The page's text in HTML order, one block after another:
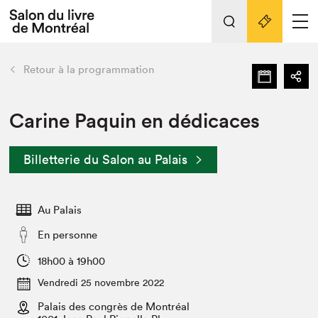
Espace médias
Espace exposant⋅e⋅s
Tout sur l'édition 2022
Actualités
Vidéos et Balados
Club de lecture Braindate
retour Nos activités
Édition 2022
Nous connaître
Projets partenaires 2022
Archives
Liens pratiques
Retour à la programmation
Carine Paquin en dédicaces
Billetterie du Salon au Palais
Au Palais
En personne
18h00 à 19h00
Vendredi 25 novembre 2022
Palais des congrès de Montréal